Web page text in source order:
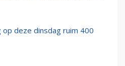
op deze dinsdag ruim 400